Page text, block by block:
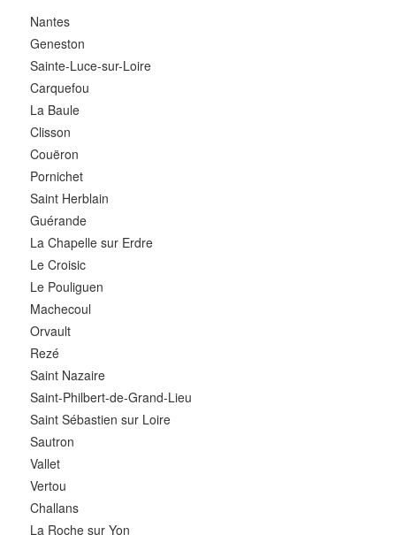
Nantes
Geneston
Sainte-Luce-sur-Loire
Carquefou
La Baule
Clisson
Couëron
Pornichet
Saint Herblain
Guérande
La Chapelle sur Erdre
Le Croisic
Le Pouliguen
Machecoul
Orvault
Rezé
Saint Nazaire
Saint-Philbert-de-Grand-Lieu
Saint Sébastien sur Loire
Sautron
Vallet
Vertou
Challans
La Roche sur Yon